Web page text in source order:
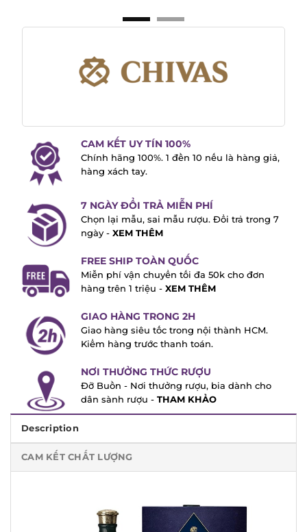
CAM KẾT UY TÍN 100%
Chính hãng 100%. 1 đền 10 nếu là hàng
giả, hàng xách tay.
7 NGÀY ĐỔI TRẢ MIỄN PHÍ
Chọn lại mẫu, sai mẫu rượu. Đổi trả trong
7 ngày -XEM THÊM
FREE SHIP TOÀN QUỐC
Miễn phí vận chuyển tối đa 50k cho đơn
hàng trên 1 triệu -
XEM THÊM
GIAO HÀNG TRONG 2H
Giao hàng siêu tốc trong nội thành HCM.
Kiểm hàng trước thanh toán.
NƠI THƯỞNG THỨC RƯỢU
Đỡ Buồn - Nơi thưởng rượu, bia dành cho
dân sành rượu -
THAM KHẢO
Description
CAM KẾT CHẤT LƯỢNG